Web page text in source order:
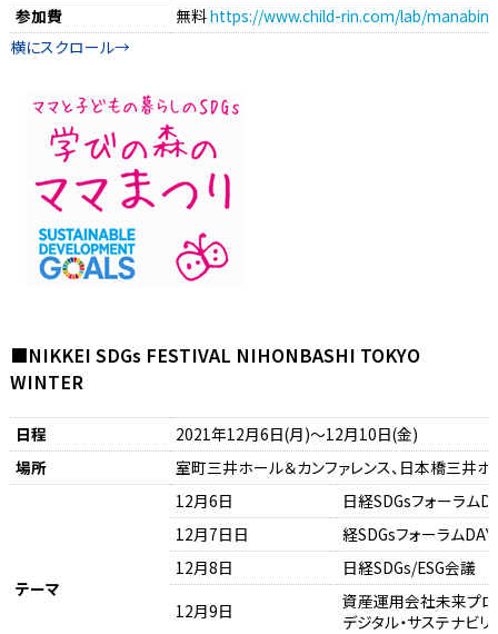
参加費
無料https://www.child-rin.com/lab/
■NIKKEI SDGs FESTIVAL NIHONBASHI TOKYO
WINTER
日程
2021年12月6日(月)～12月10日(金)
場所
室町三井ホール＆カンファレンス、日本橋三井
テーマ
12月6日
日経SDGsフォーラム
12月7日日
経SDGsフォーラム
12月8日
日経SDGs/ESG会議
12月9日
資産運用会社未来プロ
デジタル・サステナビ